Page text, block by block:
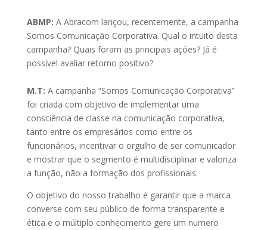
ABMP: A Abracom lançou, recentemente, a campanha
Somos Comunicação Corporativa. Qual o intuito desta
campanha? Quais foram as principais ações? Já é
possível avaliar retorno positivo?
M.T: A campanha “Somos Comunicação Corporativa”
foi criada com objetivo de implementar uma
consciência de classe na comunicação corporativa,
tanto entre os empresários como entre os
funcionários, incentivar o orgulho de ser comunicador
e mostrar que o segmento é multidisciplinar e valoriza
a função, não a formação dos profissionais.
O objetivo do nosso trabalho é garantir que a marca
converse com seu público de forma transparente e
ética e o múltiplo conhecimento gere um numero